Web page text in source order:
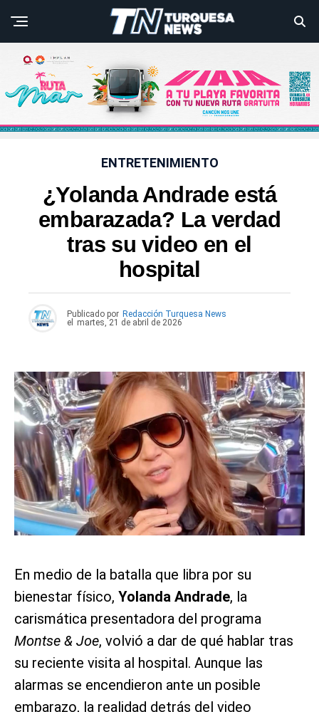
ENTRETENIMIENTO
¿Yolanda Andrade está
embarazada? La verdad
tras su video en el
hospital
Publicado por Redacción Turquesa News
el
martes, 21 de abril de 2026
En medio de la batalla que libra por su
bienestar físico, Yolanda Andrade, la
carismática presentadora del programa
Montse & Joe, volvió a dar de qué hablar tras
su reciente visita al hospital. Aunque las
alarmas se encendieron ante un posible
embarazo, la realidad detrás del video